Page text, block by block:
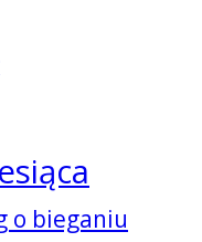
o bieganiu